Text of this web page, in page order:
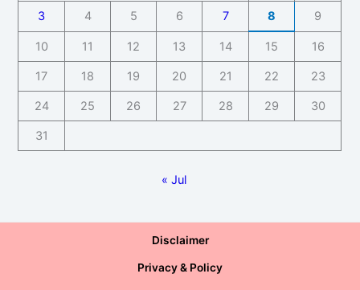
3 4 5 6 7 8 9
10 11 12 13 14 15 16
17 18 19 20 21 22 23
24 25 26 27 28 29 30
31
« Jul
Disclaimer
Privacy & Policy